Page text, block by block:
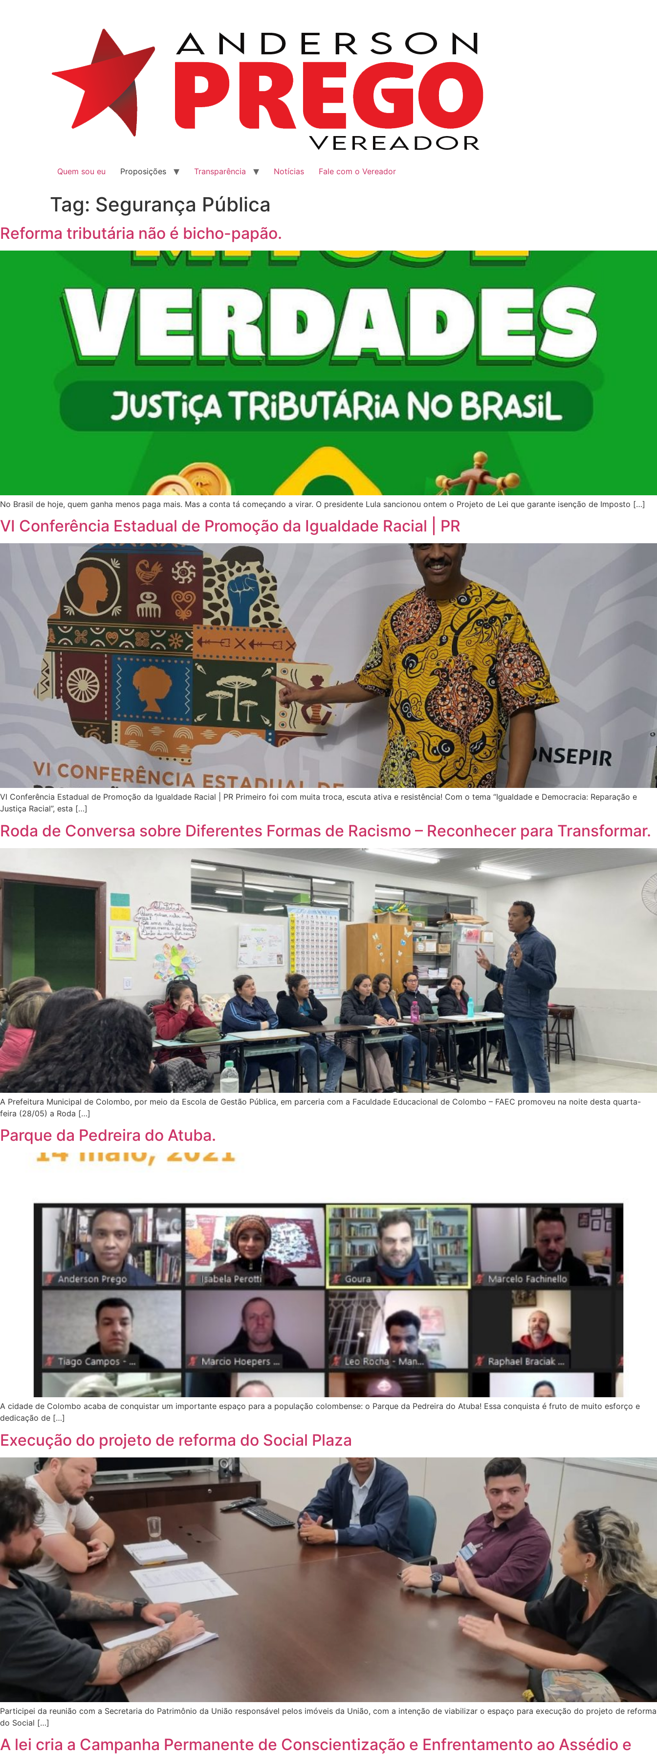
Quem sou eu Proposições Transparência Notícias Fale com o Vereador
Tag: Segurança Pública
Reforma tributária não é bicho-papão.
No Brasil de hoje, quem ganha menos paga mais. Mas a conta tá começando a virar. O presidente Lula sancionou ontem o Projeto de Lei que garante isenção de Imposto […]
VI Conferência Estadual de Promoção da Igualdade Racial | PR
VI Conferência Estadual de Promoção da Igualdade Racial | PR Primeiro foi com muita troca, escuta ativa e resistência! Com o tema “Igualdade e Democracia: Reparação e
Justiça Racial”, esta […]
Roda de Conversa sobre Diferentes Formas de Racismo – Reconhecer para Transformar.
A Prefeitura Municipal de Colombo, por meio da Escola de Gestão Pública, em parceria com a Faculdade Educacional de Colombo – FAEC promoveu na noite desta quarta-
feira (28/05) a Roda […]
Parque da Pedreira do Atuba.
A cidade de Colombo acaba de conquistar um importante espaço para a população colombense: o Parque da Pedreira do Atuba! Essa conquista é fruto de muito esforço e
dedicação de […]
Execução do projeto de reforma do Social Plaza
Participei da reunião com a Secretaria do Patrimônio da União responsável pelos imóveis da União, com a intenção de viabilizar o espaço para execução do projeto de reforma
do Social […]
A lei cria a Campanha Permanente de Conscientização e Enfrentamento ao Assédio e